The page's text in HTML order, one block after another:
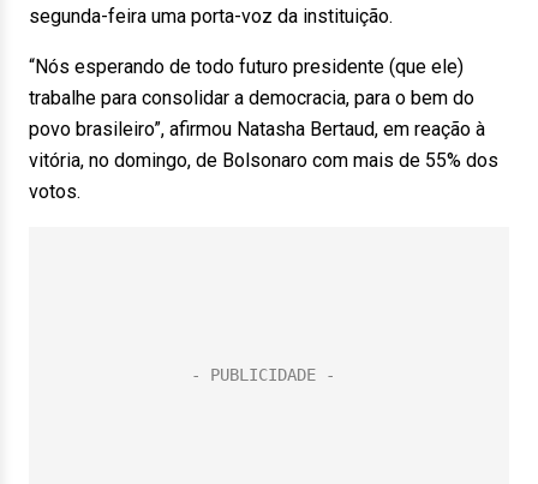
segunda-feira uma porta-voz da instituição.
“Nós esperando de todo futuro presidente (que ele)
trabalhe para consolidar a democracia, para o bem do
povo brasileiro”, afirmou Natasha Bertaud, em reação à
vitória, no domingo, de Bolsonaro com mais de 55% dos
votos.